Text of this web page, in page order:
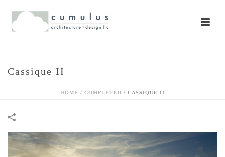
Cassique II
HOME / COMPLETED / CASSIQUE II